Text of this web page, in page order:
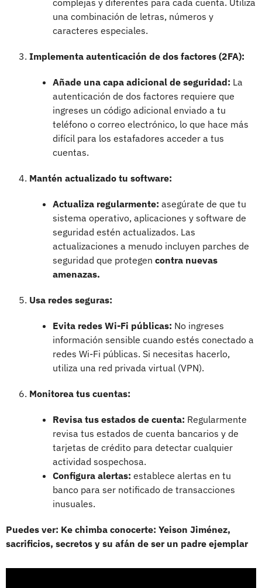
complejas y diferentes para cada cuenta. Utiliza
una combinación de letras, números y
caracteres especiales.
Implementa autenticación de dos factores (2FA):
Añade una capa adicional de seguridad: La
autenticación de dos factores requiere que
ingreses un código adicional enviado a tu
teléfono o correo electrónico, lo que hace más
difícil para los estafadores acceder a tus
cuentas.
Mantén actualizado tu software:
Actualiza regularmente: asegúrate de que tu
sistema operativo, aplicaciones y software de
seguridad estén actualizados. Las
actualizaciones a menudo incluyen parches de
seguridad que protegen contra nuevas
amenazas.
Usa redes seguras:
Evita redes Wi-Fi públicas: No ingreses
información sensible cuando estés conectado a
redes Wi-Fi públicas. Si necesitas hacerlo,
utiliza una red privada virtual (VPN).
Monitorea tus cuentas:
Revisa tus estados de cuenta: Regularmente
revisa tus estados de cuenta bancarios y de
tarjetas de crédito para detectar cualquier
actividad sospechosa.
Configura alertas: establece alertas en tu
banco para ser notificado de transacciones
inusuales.
Puedes ver: Ke chimba conocerte: Yeison Jiménez,
sacrificios, secretos y su afán de ser un padre ejemplar